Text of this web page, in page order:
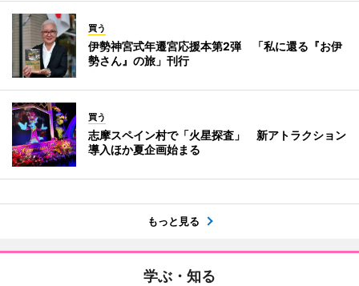
買う
伊勢神宮式年遷宮応援本第2弾 「私に還る『お伊
勢さん』の旅」刊行
買う
志摩スペイン村で「火星探査」 新アトラクション
導入ほか夏企画始まる
もっと見る
学ぶ・知る